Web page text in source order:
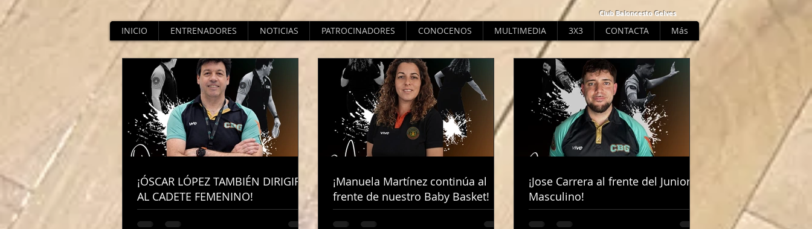
Club Baloncesto Gelves
INICIO ENTRENADORES NOTICIAS PATROCINADORES CONOCENOS MULTIMEDIA 3X3 CONTACTA Más
¡ÓSCAR LÓPEZ TAMBIÉN DIRIGIRÁ
AL CADETE FEMENINO!
¡Manuela Martínez continúa al
frente de nuestro Baby Basket!
¡Jose Carrera al frente del Junior
Masculino!
¡ÓSCAR LÓPEZ TAMBIÉN DIRIGIRÁ
AL CADETE FEMENINO!
¡Manuela Martínez continúa al
frente de nuestro Baby Basket!
¡Jose Carrera al frente del Junior
Masculino!